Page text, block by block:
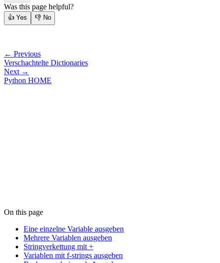
Was this page helpful?
👍 Yes 👎 No
← Previous
Verschachtelte Dictionaries
Next →
Python HOME
On this page
Eine einzelne Variable ausgeben
Mehrere Variablen ausgeben
Stringverkettung mit +
Variablen mit f-strings ausgeben